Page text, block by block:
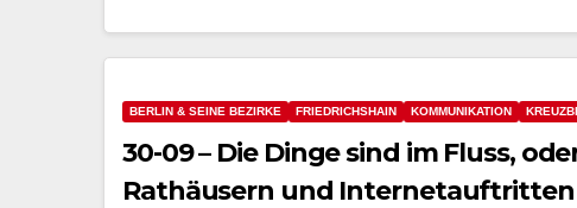
BERLIN & SEINE BEZIRKE FRIEDRICHSHAIN KOMMUNIKATION
30-09 – Die Dinge sind im Fluss,
Rathäusern und Internetauftritten